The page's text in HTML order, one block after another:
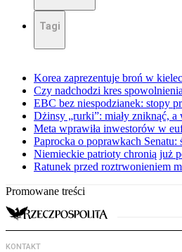
Tagi
Korea zaprezentuje broń w
Czy nadchodzi kres
EBC bez niespodzianek: stopy
Dżinsy „rurki”: miały zniknąć, a
Meta wprawiła inwestorów w
Paprocka o poprawkach
Niemieckie patrioty chronią już
Ratunek przed roztrwonieniem
Promowane treści
KONTAKT